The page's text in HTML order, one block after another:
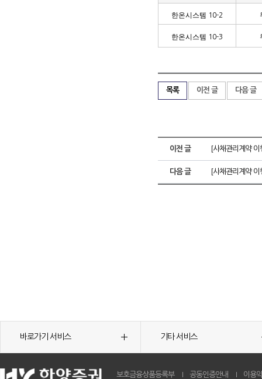
한온시스템 10-2
한온시스템 10-3
목록 이전 글 다음 글
이전 글 [사채관리계약
다음 글 [사채관리계약
바로가기 서비스 기타 서비스
보호금융상품등록부 공동인증안내 이용